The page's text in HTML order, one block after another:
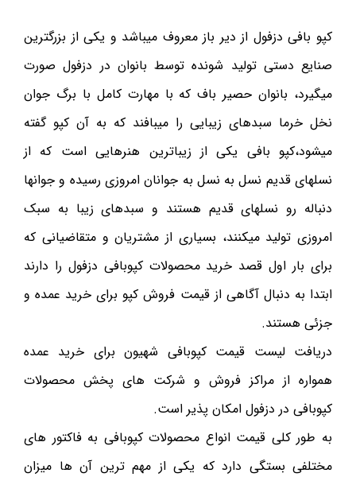
کپو بافی دزفول از دیر باز معروف میباشد و یکی از بزرگترین
صنایع دستی تولید شونده توسط بانوان در دزفول صورت
میگیرد، بانوان حصیر باف که با مهارت کامل با برگ جوان
نخل خرما سبدهای زیبایی را میبافند که به آن کپو گفته
میشود،کپو بافی یکی از زیباترین هنرهایی است که از
نسلهای قدیم نسل به نسل به جوانان امروزی رسیده و جوانها
دنباله رو نسلهای قدیم هستند و سبدهای زیبا به سبک
امروزی تولید میکنند، بسیاری از مشتریان و متقاضیانی که
برای بار اول قصد خرید محصولات کپوبافی دزفول را دارند
ابتدا به دنبال آگاهی از قیمت فروش کپو برای خرید عمده و
جزئی هستند.
دریافت لیست قیمت کپوبافی شهیون برای خرید عمده
همواره از مراکز فروش و شرکت های پخش محصولات
کپوبافی در دزفول امکان پذیر است.
به طور کلی قیمت انواع محصولات کپوبافی به فاکتور های
مختلفی بستگی دارد که یکی از مهم ترین آن ها میزان